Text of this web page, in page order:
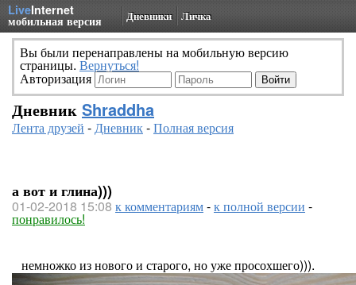
LiveInternet
мобильная версия Дневники Личка
Вы были перенаправлены на мобильную версию
страницы. Вернуться!
Авторизация
Дневник Shraddha
Лента друзей -Дневник-Полная версия
а вот и глина)))
01-02-2018 15:08 к комментариям-к полной версии -
понравилось!
немножко из нового и старого, но уже просохшего))).